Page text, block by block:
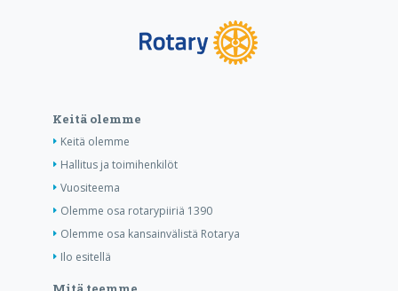
Keitä olemme
Keitä olemme
Hallitus ja toimihenkilöt
Vuositeema
Olemme osa rotarypiiriä 1390
Olemme osa kansainvälistä Rotarya
Ilo esitellä